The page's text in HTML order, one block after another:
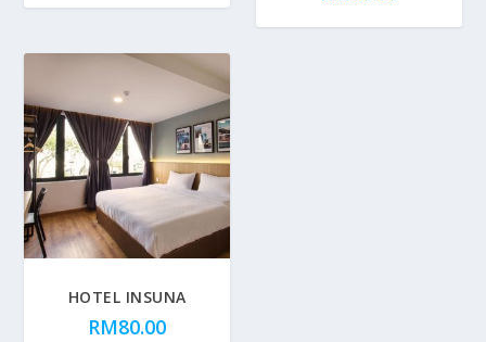
HOTEL INSUNA
RM80.00